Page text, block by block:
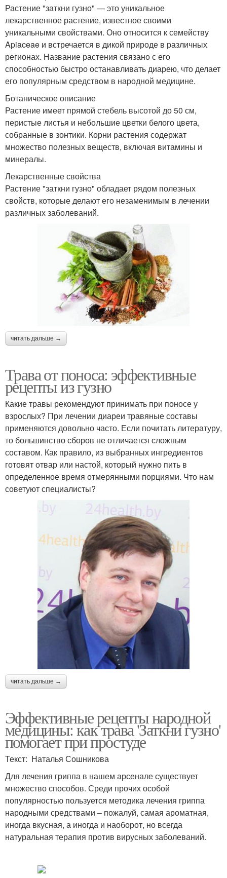
Растение "заткни гузно" — это уникальное
лекарственное растение, известное своими
уникальными свойствами. Оно относится к семейству
Apiaceae и встречается в дикой природе в различных
регионах. Название растения связано с его
способностью быстро останавливать диарею, что делает
его популярным средством в народной медицине.
Ботаническое описание
Растение имеет прямой стебель высотой до 50 см,
перистые листья и небольшие цветки белого цвета,
собранные в зонтики. Корни растения содержат
множество полезных веществ, включая витамины и
минералы.
Лекарственные свойства
Растение "заткни гузно" обладает рядом полезных
свойств, которые делают его незаменимым в лечении
различных заболеваний.
читать дальше →
Трава от поноса: эффективные
рецепты из гузно
Какие травы рекомендуют принимать при поносе у
взрослых? При лечении диареи травяные составы
применяются довольно часто. Если почитать литературу,
то большинство сборов не отличается сложным
составом. Как правило, из выбранных ингредиентов
готовят отвар или настой, который нужно пить в
определенное время отмерянными порциями. Что нам
советуют специалисты?
читать дальше →
Эффективные рецепты народной
медицины: как трава 'Заткни гузно'
помогает при простуде
Текст: Наталья Сошникова
Для лечения гриппа в нашем арсенале существует
множество способов. Среди прочих особой
популярностью пользуется методика лечения гриппа
народными средствами – пожалуй, самая ароматная,
иногда вкусная, а иногда и наоборот, но всегда
натуральная терапия против вирусных заболеваний.